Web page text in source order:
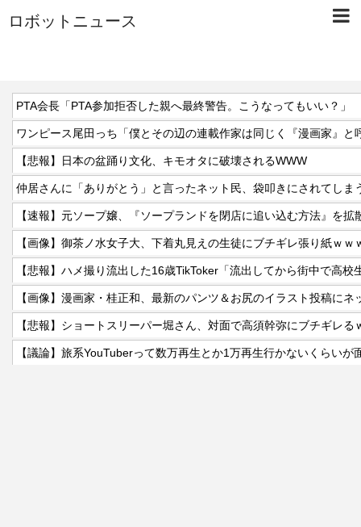
ロボットニュース
PTA会長「PTA参加拒否した親へ最終警告。こうなってもいい？」
【悲報】日本の盆踊り文化、キモオタに破壊されるWWW
仲居さんに「ありがとう」と言ったネット民、袋叩きにされてし
【速報】元ソープ嬢、『ソープランドを閉店に追い込む方法』を
【画像】御茶ノ水女子大、下着丸見えの生徒にブチギレ張り紙ｗｗ
【悲報】ハメ撮り流出した16歳TikToker「流出してから街中で高校
【悲報】ショートスリーパー堀さん、対面で高須幹弥にブチギレる
【議論】旅系YouTuberって数万再生とか1万再生行かないくらいが